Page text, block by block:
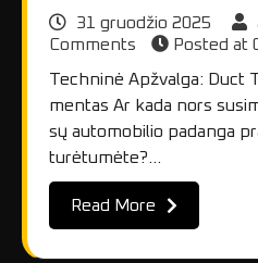
31 gruodžio 2025
Comments
Posted at
Techninė Apžvalga: Duct
mentas Ar kada nors
sų automobilio padanga
turėtumėte?…
Read More